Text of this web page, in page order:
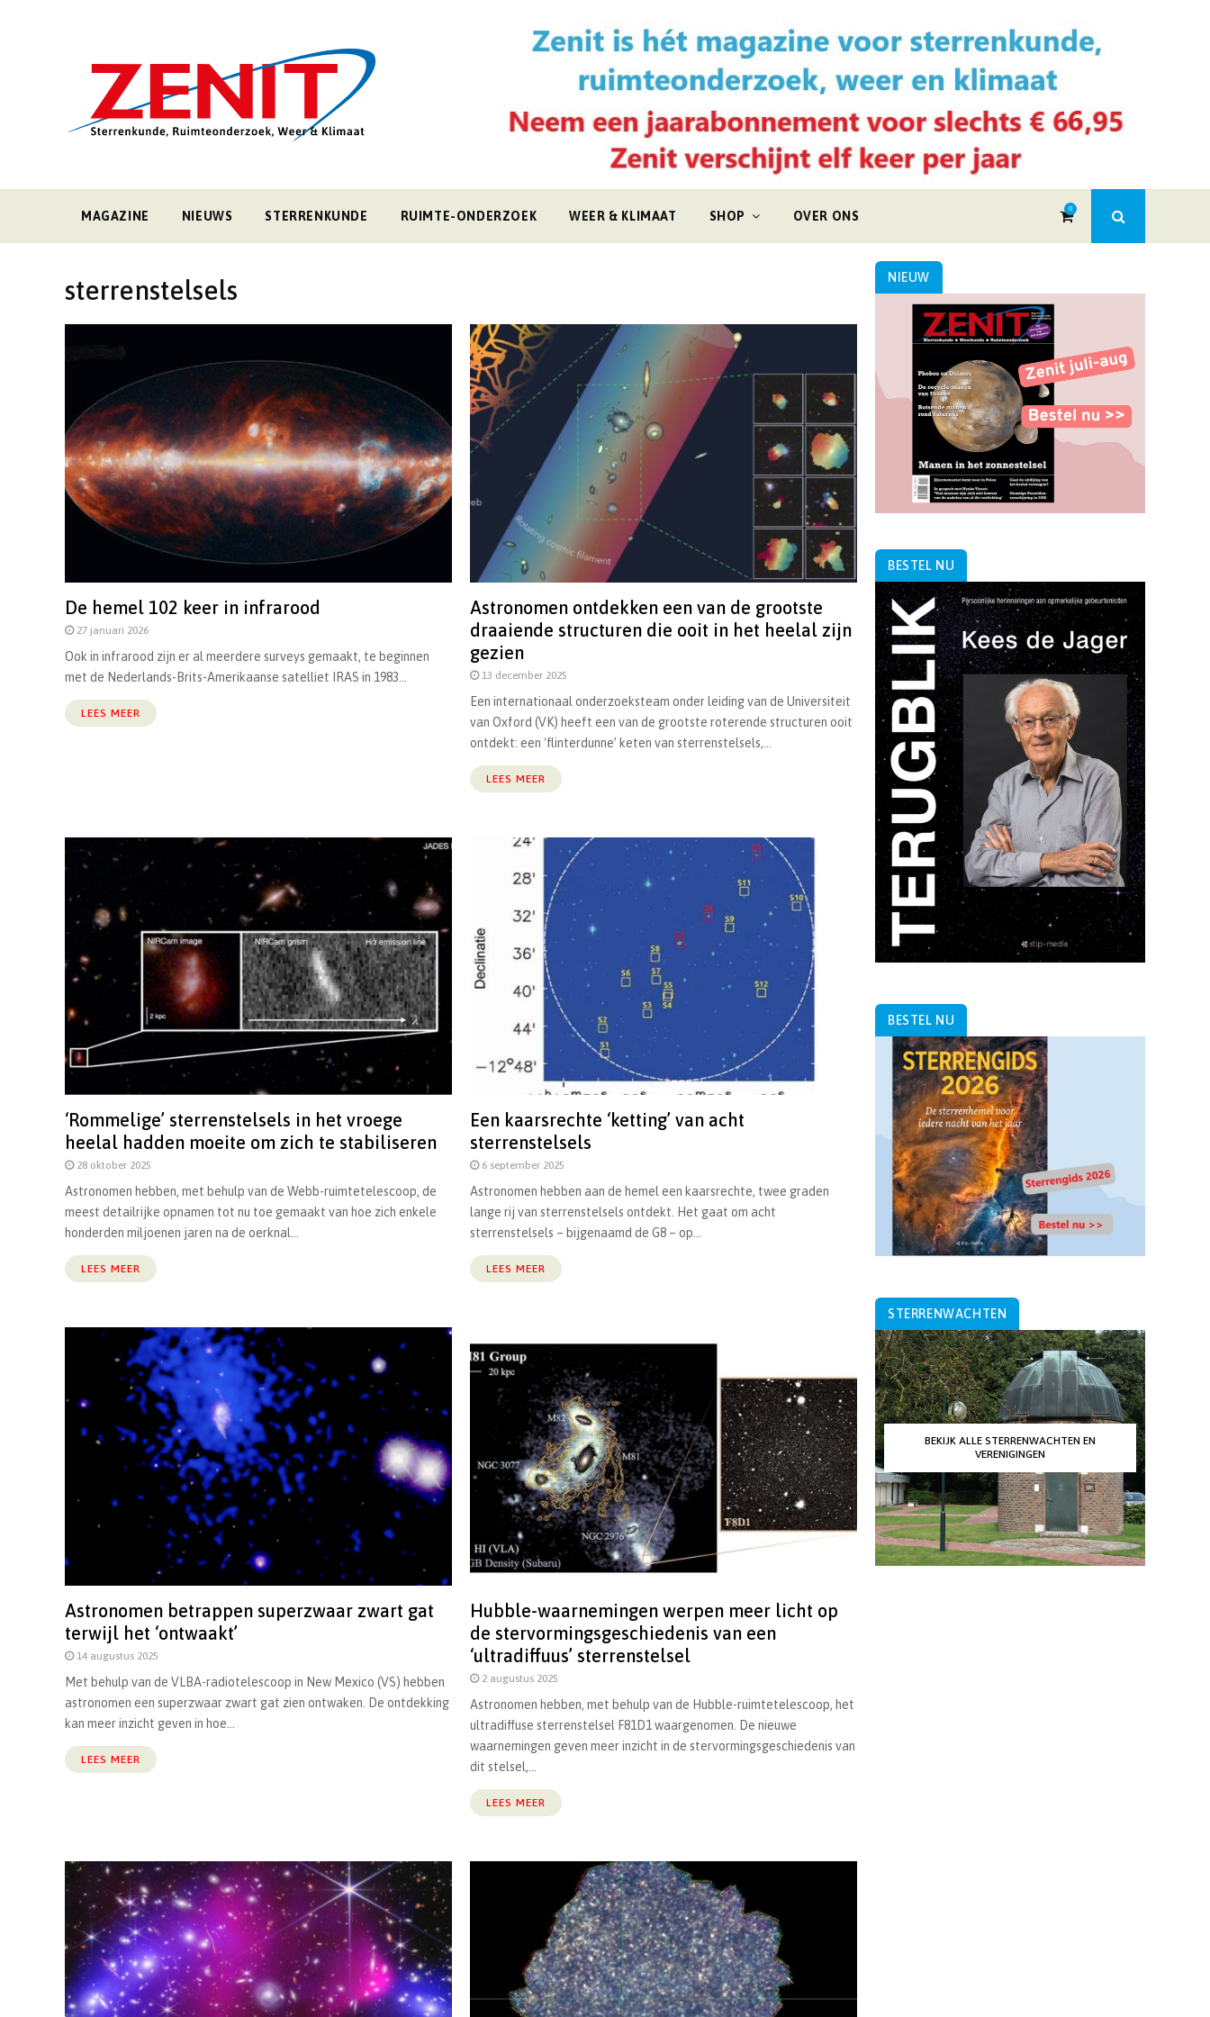
MAGAZINE NIEUWS STERRENKUNDE RUIMTE-ONDERZOEK WEER & KLIMAAT SHOP OVER ONS
0
sterrenstelsels
De hemel 102 keer in infrarood
27 januari 2026
Ook in infrarood zijn er al meerdere surveys gemaakt, te beginnen
met de Nederlands-Brits-Amerikaanse satelliet IRAS in 1983...
LEES MEER
Astronomen ontdekken een van de grootste
draaiende structuren die ooit in het heelal zijn
gezien
13 december 2025
Een internationaal onderzoeksteam onder leiding van de Universiteit
van Oxford (VK) heeft een van de grootste roterende structuren ooit
ontdekt: een ‘flinterdunne’ keten van sterrenstelsels,...
LEES MEER
‘Rommelige’ sterrenstelsels in het vroege
heelal hadden moeite om zich te stabiliseren
28 oktober 2025
Astronomen hebben, met behulp van de Webb-ruimtetelescoop, de
meest detailrijke opnamen tot nu toe gemaakt van hoe zich enkele
honderden miljoenen jaren na de oerknal...
LEES MEER
Een kaarsrechte ‘ketting’ van acht
sterrenstelsels
6 september 2025
Astronomen hebben aan de hemel een kaarsrechte, twee graden
lange rij van sterrenstelsels ontdekt. Het gaat om acht
sterrenstelsels – bijgenaamd de G8 – op...
LEES MEER
Astronomen betrappen superzwaar zwart gat
terwijl het ‘ontwaakt’
14 augustus 2025
Met behulp van de VLBA-radiotelescoop in New Mexico (VS) hebben
astronomen een superzwaar zwart gat zien ontwaken. De ontdekking
kan meer inzicht geven in hoe...
LEES MEER
Hubble-waarnemingen werpen meer licht op
de stervormingsgeschiedenis van een
‘ultradiffuus’ sterrenstelsel
2 augustus 2025
Astronomen hebben, met behulp van de Hubble-ruimtetelescoop, het
ultradiffuse sterrenstelsel F81D1 waargenomen. De nieuwe
waarnemingen geven meer inzicht in de stervormingsgeschiedenis van
dit stelsel,...
LEES MEER
NIEUW
BESTEL NU
BESTEL NU
STERRENWACHTEN
BEKIJK ALLE STERRENWACHTEN EN
VERENIGINGEN